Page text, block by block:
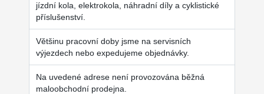
jízdní kola, elektrokola, náhradní díly a cyklistické
příslušenství.
Většinu pracovní doby jsme na servisních
výjezdech nebo expedujeme objednávky.
Na uvedené adrese není provozována běžná
maloobchodní prodejna.